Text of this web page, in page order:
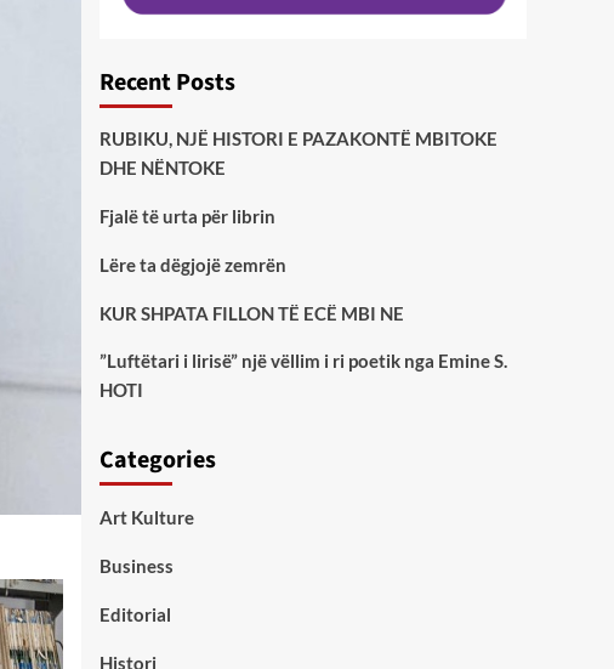
Recent Posts
RUBIKU, NJË HISTORI E PAZAKONTË MBITOKE
DHE NËNTOKE
Fjalë të urta për librin
Lëre ta dëgjojë zemrën
KUR SHPATA FILLON TË ECË MBI NE
”Luftëtari i lirisë” një vëllim i ri poetik nga Emine S.
HOTI
Categories
Art Kulture
Business
Editorial
Histori